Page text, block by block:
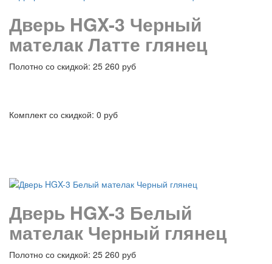
Дверь HGX-3 Черный
мателак Латте глянец
Полотно со скидкой: 25 260 руб
Комплект со скидкой: 0 руб
Дверь HGX-3 Белый
мателак Черный глянец
Полотно со скидкой: 25 260 руб